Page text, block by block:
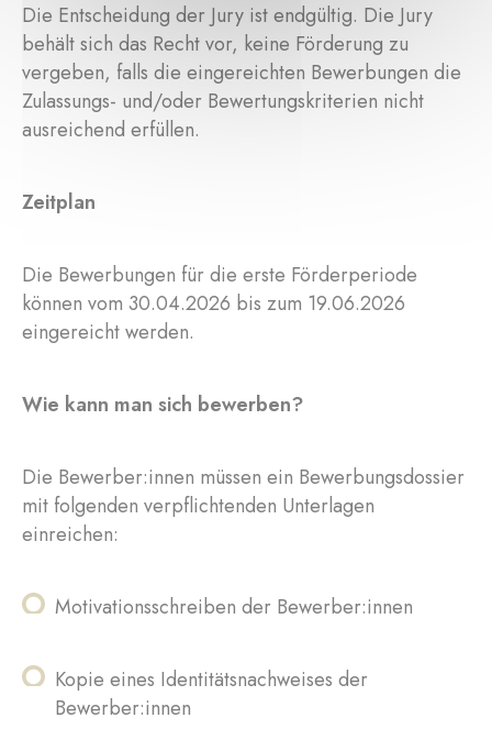
Die Entscheidung der Jury ist endgültig. Die Jury
behält sich das Recht vor, keine Förderung zu
vergeben, falls die eingereichten Bewerbungen die
Zulassungs- und/oder Bewertungskriterien nicht
ausreichend erfüllen.
Zeitplan
Die Bewerbungen für die erste Förderperiode
können vom 30.04.2026 bis zum 19.06.2026
eingereicht werden.
Wie kann man sich bewerben?
Die Bewerber:innen müssen ein Bewerbungsdossier
mit folgenden verpflichtenden Unterlagen
einreichen:
Motivationsschreiben der Bewerber:innen
Kopie eines Identitätsnachweises der
Bewerber:innen